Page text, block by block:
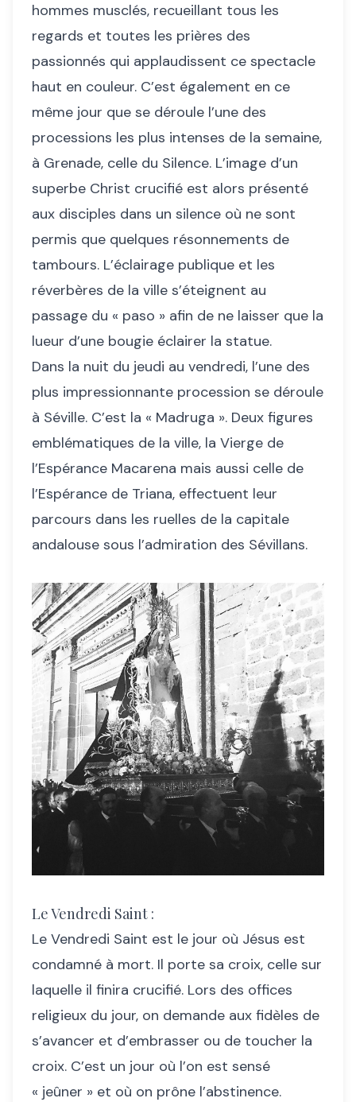
hommes musclés, recueillant tous les
regards et toutes les prières des
passionnés qui applaudissent ce spectacle
haut en couleur. C’est également en ce
même jour que se déroule l’une des
processions les plus intenses de la semaine,
à Grenade, celle du Silence. L’image d’un
superbe Christ crucifié est alors présenté
aux disciples dans un silence où ne sont
permis que quelques résonnements de
tambours. L’éclairage publique et les
réverbères de la ville s’éteignent au
passage du « paso » afin de ne laisser que la
lueur d’une bougie éclairer la statue.
Dans la nuit du jeudi au vendredi, l’une des
plus impressionnante procession se déroule
à Séville. C’est la « Madruga ». Deux figures
emblématiques de la ville, la Vierge de
l’Espérance Macarena mais aussi celle de
l’Espérance de Triana, effectuent leur
parcours dans les ruelles de la capitale
andalouse sous l’admiration des Sévillans.
Le Vendredi Saint :
Le Vendredi Saint est le jour où Jésus est
condamné à mort. Il porte sa croix, celle sur
laquelle il finira crucifié. Lors des offices
religieux du jour, on demande aux fidèles de
s’avancer et d’embrasser ou de toucher la
croix. C’est un jour où l’on est sensé
« jeûner » et où on prône l’abstinence.